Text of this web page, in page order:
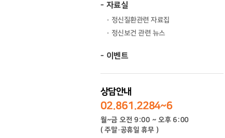
자료실
정신질환관련 자료집
정신보건 관련 뉴스
이벤트
상담안내
02.861.2284~6
월~금 오전 9:00 ~ 오후 6:00
( 주말·공휴일 휴무 )